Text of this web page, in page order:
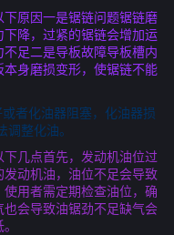
原因一是锯链问题锯链磨
降，过紧的锯链会增加运
足二是导板故障导板槽内
身磨损变形，使锯链不能
者化油器阻塞，化油器损
整化油。
几点首先，发动机油位过
动机油，油位不足会导致
用者需定期检查油位，确
会导致油锯劲不足缺气会